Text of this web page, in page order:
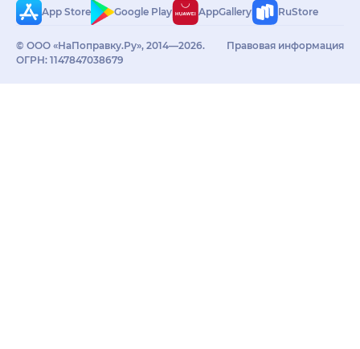
App Store
Google Play AppGallery RuStore
© ООО «НаПоправку.Ру», 2014—2026.
ОГРН: 1147847038679
Правовая информация